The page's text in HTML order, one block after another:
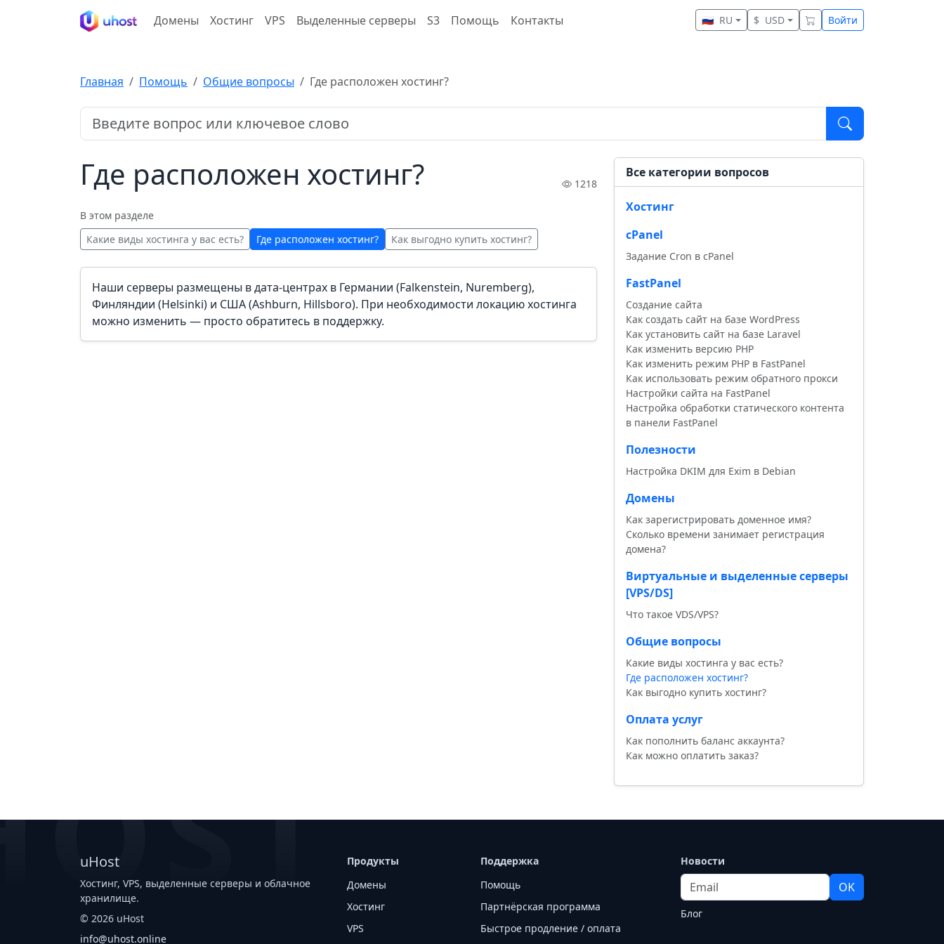
Домены Хостинг VPS Выделенные серверы S3 Помощь Контакты 🇷🇺 RU $ USD Войти
Главная Помощь Общие вопросы Где расположен хостинг?
Где расположен хостинг? 1218
В этом разделе
Какие виды хостинга у вас есть?
Где расположен хостинг? Как выгодно купить хостинг?
Наши серверы размещены в дата-центрах в Германии (Falkenstein, Nuremberg),
Финляндии (Helsinki) и США (Ashburn, Hillsboro). При необходимости локацию хостинга
можно изменить — просто обратитесь в поддержку.
Все категории вопросов
Хостинг
cPanel
Задание Cron в cPanel
FastPanel
Создание сайта
Как создать сайт на базе WordPress
Как установить сайт на базе Laravel
Как изменить версию PHP
Как изменить режим PHP в FastPanel
Как использовать режим обратного прокси
Настройки сайта на FastPanel
Настройка обработки статического контента
в панели FastPanel
Полезности
Настройка DKIM для Exim в Debian
Домены
Как зарегистрировать доменное имя?
Сколько времени занимает регистрация
домена?
Виртуальные и выделенные серверы
[VPS/DS]
Что такое VDS/VPS?
Общие вопросы
Какие виды хостинга у вас есть?
Где расположен хостинг?
Как выгодно купить хостинг?
Оплата услуг
Как пополнить баланс аккаунта?
Как можно оплатить заказ?
uHost
Хостинг, VPS, выделенные серверы и облачное
хранилище.
© 2026 uHost
info@uhost.online
Продукты
Домены
Хостинг
VPS
Поддержка
Помощь
Партнёрская программа
Быстрое продление / оплата
Новости
Email OK
Блог